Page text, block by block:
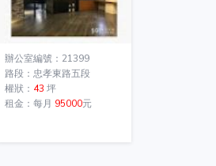
辦公室編號：21399
路段：忠孝東路五段
權狀： 43 坪
租金：每月 95000元